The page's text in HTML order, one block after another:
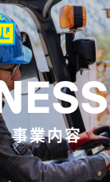
事業内容